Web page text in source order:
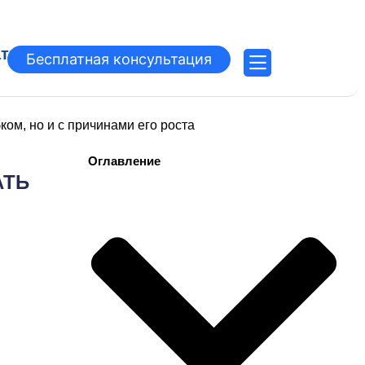
Бесплатная консультация
но и с причинами его роста
Оглавление